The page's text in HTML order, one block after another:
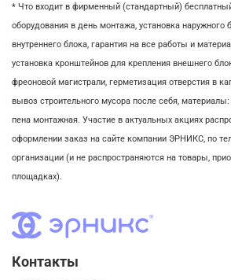
* Что входит в фирменный (стандартный)
оборудования в день монтажа, установка наружного
внутреннего блока, гарантия на все работы и
установка кронштейнов для крепления внешнего
фреоновой магистрали, герметизация отверстия в
вывоз строительного мусора после себя, м
пена монтажная. Участие в актуальных акциях
оформлении заказ на сайте компании ЭРНИКС, по
организации (и не распространяются на товары,
площадках).
Контакты